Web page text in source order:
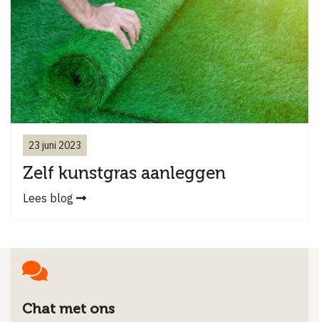
23 juni 2023
Zelf kunstgras aanleggen
Lees blog
Chat met ons